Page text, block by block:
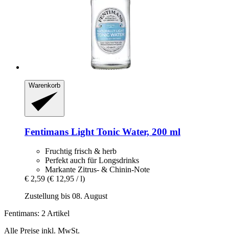
Warenkorb
Fentimans Light Tonic Water, 200 ml
Fruchtig frisch & herb
Perfekt auch für Longsdrinks
Markante Zitrus- & Chinin-Note
€ 2,59 (€ 12,95 / l)
Zustellung bis 08. August
Fentimans: 2 Artikel
Alle Preise inkl. MwSt.